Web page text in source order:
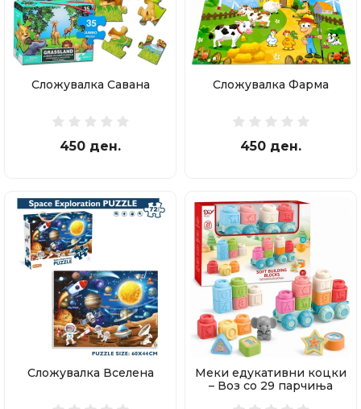
Сложувалка Савана
450 ден.
Сложувалка Фарма
450 ден.
Сложувалка Вселена
Меки едукативни коцки
– Воз со 29 парчиња